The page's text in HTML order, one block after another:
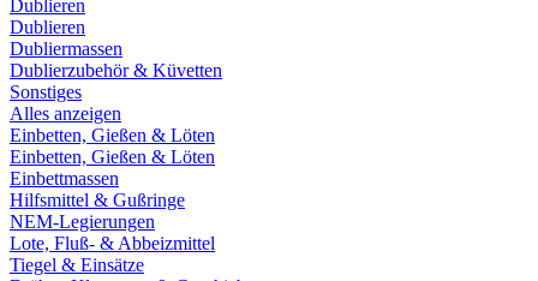
Dublieren
Dublieren
Dubliermassen
Dublierzubehör & Küvetten
Sonstiges
Alles anzeigen
Einbetten, Gießen & Löten
Einbetten, Gießen & Löten
Einbettmassen
Hilfsmittel & Gußringe
NEM-Legierungen
Lote, Fluß- & Abbeizmittel
Tiegel & Einsätze